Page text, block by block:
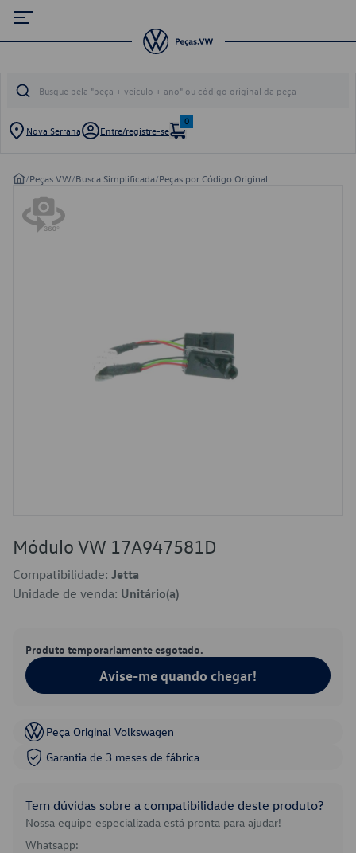
Nova Serrana Entre/registre-se
0
/Peças VW/Busca Simplificada/Peças por Código Original
Módulo VW 17A947581D
Compatibilidade: Jetta
Unidade de venda: Unitário(a)
Produto temporariamente esgotado.
Avise-me quando chegar!
Peça Original Volkswagen
Garantia de 3 meses de fábrica
Tem dúvidas sobre a compatibilidade deste produto?
Nossa equipe especializada está pronta para ajudar!
Whatsapp: